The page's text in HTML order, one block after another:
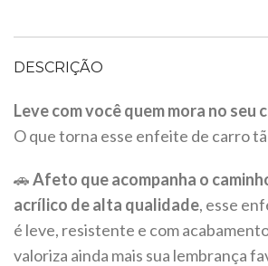
DESCRIÇÃO
Leve com você quem mora no seu
O que torna esse enfeite de carro
🚗Afeto que acompanha o
acrílico de alta qualidade, esse
é leve, resistente e com
valoriza ainda mais sua lembrança